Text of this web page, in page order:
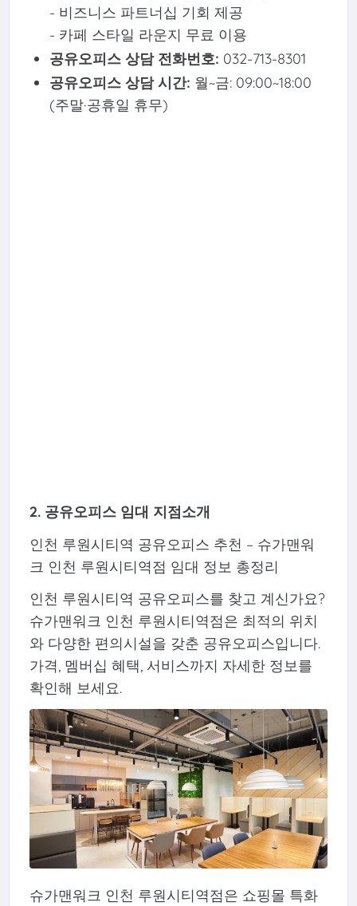
- 비즈니스 파트너십 기회 제공
- 카페 스타일 라운지 무료 이용
공유오피스 상담 전화번호: 032-713-8301
공유오피스 상담 시간: 월~금: 09:00~18:00
(주말·공휴일 휴무)
2. 공유오피스 임대 지점소개
인천 루원시티역 공유오피스 추천 – 슈가맨워
크 인천 루원시티역점 임대 정보 총정리
인천 루원시티역 공유오피스를 찾고 계신가요?
슈가맨워크 인천 루원시티역점은 최적의 위치
와 다양한 편의시설을 갖춘 공유오피스입니다.
가격, 멤버십 혜택, 서비스까지 자세한 정보를
확인해 보세요.
슈가맨워크 인천 루원시티역점은 쇼핑몰 특화